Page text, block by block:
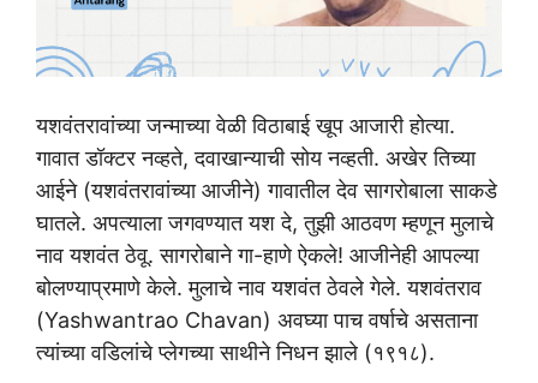
यशवंतरावांच्या जन्माच्या वेळी विठाबाई खूप आजारी होत्या.
गावात डॉक्टर नव्हते, दवाखान्याची सोय नव्हती. अखेर तिच्या
आईने (यशवंतरावांच्या आजीने) गावातील देव सागरोबाला साकडे
घातले. अपत्याला जगवण्यात यश दे, तुझी आठवण म्हणून मुलाचे
नाव यशवंत ठेवू. सागरोबाने गा-हाणे ऐकले! आजीनेही आपल्या
बोलण्याप्रमाणे केले. मुलाचे नाव यशवंत ठेवले गेले. यशवंतराव
(Yashwantrao Chavan) अवघ्या पाच वर्षाचे असताना
त्यांच्या वडिलांचे प्लेगच्या साथीने निधन झाले (१९१८).